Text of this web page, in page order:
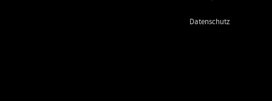
Datenschutz